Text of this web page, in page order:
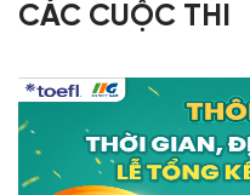
CÁC CUỘC THI